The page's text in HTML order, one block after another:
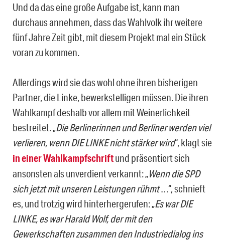
Und da das eine große Aufgabe ist, kann man
durchaus annehmen, dass das Wahlvolk ihr weitere
fünf Jahre Zeit gibt, mit diesem Projekt mal ein Stück
voran zu kommen.
Allerdings wird sie das wohl ohne ihren bisherigen
Partner, die Linke, bewerkstelligen müssen. Die ihren
Wahlkampf deshalb vor allem mit Weinerlichkeit
bestreitet. „Die Berlinerinnen und Berliner werden viel
verlieren, wenn DIE LINKE nicht stärker wird“, klagt sie
in einer Wahlkampfschriftund präsentiert sich
ansonsten als unverdient verkannt: „Wenn die SPD
sich jetzt mit unseren Leistungen rühmt…“, schnieft
es, und trotzig wird hinterhergerufen: „Es war DIE
LINKE, es war Harald Wolf, der mit den
Gewerkschaften zusammen den Industriedialog ins